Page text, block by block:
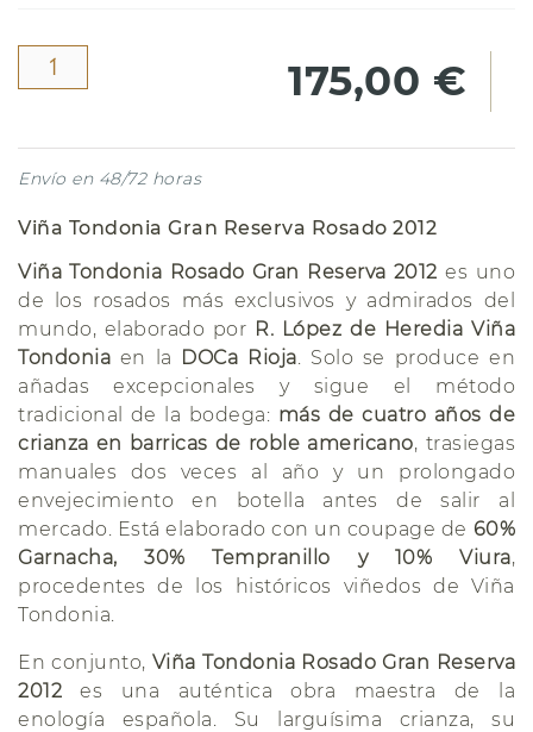
175,00 €
Envío en 48/72 horas
Viña Tondonia Gran Reserva Rosado 2012
Viña Tondonia Rosado Gran Reserva 2012 es uno
de los rosados más exclusivos y admirados del
mundo, elaborado por R. López de Heredia Viña
Tondonia en la DOCa Rioja . Solo se produce en
añadas excepcionales y sigue el método
tradicional de la bodega: más de cuatro años de
crianza en barricas de roble americano, trasiegas
manuales dos veces al año y un prolongado
envejecimiento en botella antes de salir al
mercado. Está elaborado con un coupage de 60%
Garnacha, 30% Tempranillo y 10% Viura,
procedentes de los históricos viñedos de Viña
Tondonia.
En conjunto, Viña Tondonia Rosado Gran Reserva
2012 es una auténtica obra maestra de la
enología española. Su larguísima crianza, su